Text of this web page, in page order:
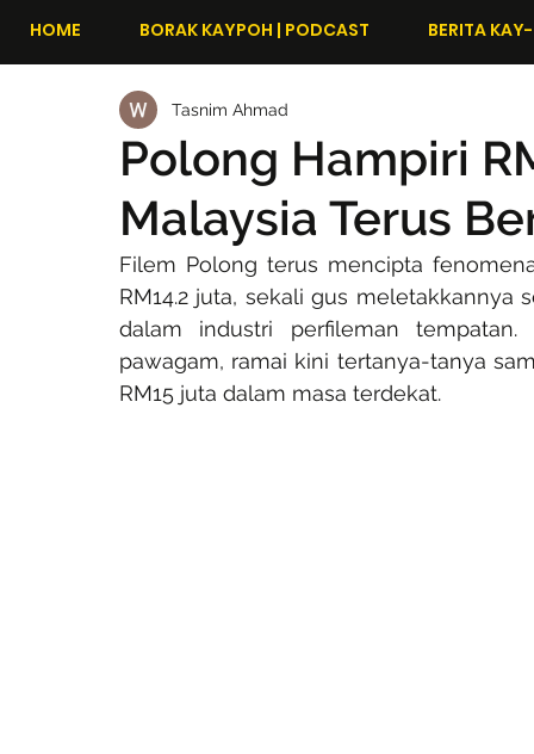
HOME BORAK KAYPOH | PODCAST BERITA
Polong Hampiri
Malaysia Terus
Tasnim Ahmad
Filem Polong terus mencipta
RM14.2 juta, sekali gus
dalam industri perfileman
pawagam, ramai kini tertanya-tanya
RM15 juta dalam masa terdekat.